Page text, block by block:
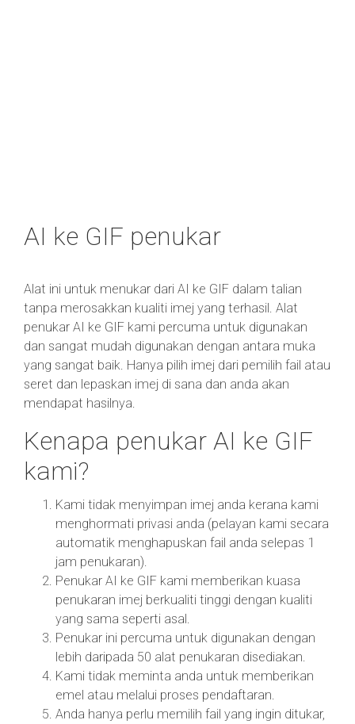
AI ke GIF penukar
Alat ini untuk menukar dari AI ke GIF dalam talian
tanpa merosakkan kualiti imej yang terhasil. Alat
penukar AI ke GIF kami percuma untuk digunakan
dan sangat mudah digunakan dengan antara muka
yang sangat baik. Hanya pilih imej dari pemilih fail atau
seret dan lepaskan imej di sana dan anda akan
mendapat hasilnya.
Kenapa penukar AI ke GIF
kami?
Kami tidak menyimpan imej anda kerana kami
menghormati privasi anda (pelayan kami secara
automatik menghapuskan fail anda selepas 1
jam penukaran).
Penukar AI ke GIF kami memberikan kuasa
penukaran imej berkualiti tinggi dengan kualiti
yang sama seperti asal.
Penukar ini percuma untuk digunakan dengan
lebih daripada 50 alat penukaran disediakan.
Kami tidak meminta anda untuk memberikan
emel atau melalui proses pendaftaran.
Anda hanya perlu memilih fail yang ingin ditukar,